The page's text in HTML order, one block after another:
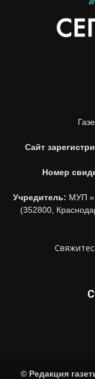
Сайт
Номер
Учредитель: МУП
(352800,
© Редакция